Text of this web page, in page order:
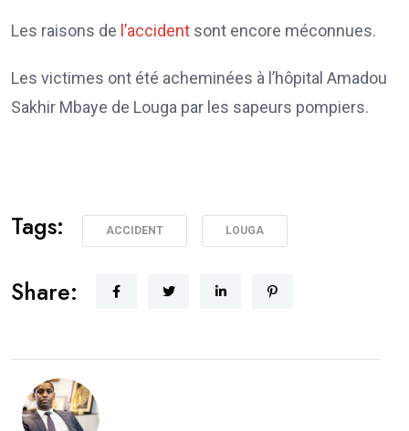
Les raisons de l’accident sont encore méconnues.
Les victimes ont été acheminées à l’hôpital Amadou
Sakhir Mbaye de Louga par les sapeurs pompiers.
Tags: ACCIDENT LOUGA
Share: